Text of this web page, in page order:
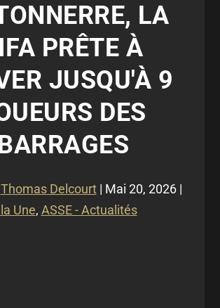
LA
PRÊTE À
JUSQU'À 9
DES
Thomas Delcourt| Mai 20, 2026|
Une, ASSE - Actualités